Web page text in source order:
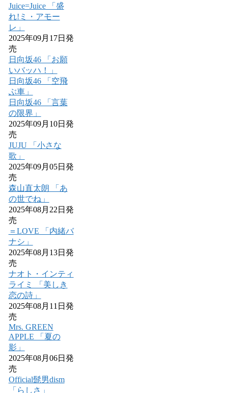
Juice=Juice 「盛
れ!ミ・アモー
レ」
2025年09月17日発
売
日向坂46 「お願
いバッハ！」
日向坂46 「空飛
ぶ車」
日向坂46 「言葉
の限界」
2025年09月10日発
売
JUJU 「小さな
歌」
2025年09月05日発
売
森山直太朗 「あ
の世でね」
2025年08月22日発
売
＝LOVE 「内緒バ
ナシ」
2025年08月13日発
売
ナオト・インティ
ライミ 「美しき
恋の詩」
2025年08月11日発
売
Mrs. GREEN
APPLE 「夏の
影」
2025年08月06日発
売
Official髭男dism
「らしさ」